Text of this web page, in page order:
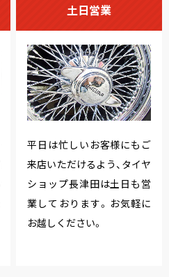
土日営業
平日は忙しいお客様にもご
来店いただけるよう、タイヤ
ショップ長津田は土日も営
業しております。お気軽に
お越しください。